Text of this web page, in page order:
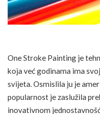
One Stroke Painting je
koja već godinama ima
svijeta. Osmislila ju je
popularnost je zaslužila
inovativnom